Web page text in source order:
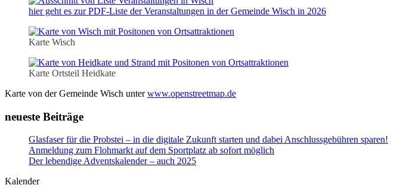
hier geht es zur PDF-Liste der Veranstaltungen in der Gemeinde Wisch in 2026
Karte Wisch
Karte Ortsteil Heidkate
Karte von der Gemeinde Wisch unterwww.openstreetmap.de
neueste Beiträge
Glasfaser für die Probstei – in die digitale Zukunft starten und dabei Anschlussgebühren sparen!
Anmeldung zum Flohmarkt auf dem Sportplatz ab sofort möglich
Der lebendige Adventskalender – auch 2025
Kalender